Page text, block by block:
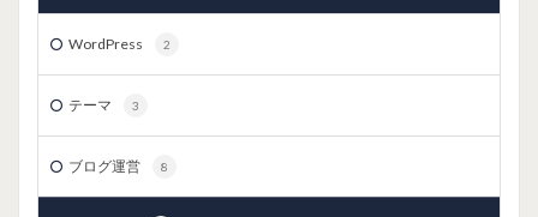
WordPress 2
テーマ 3
ブログ運営 8